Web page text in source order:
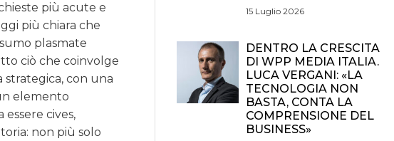
più acute e
più chiara che
plasmate
ciò che coinvolge
con una
elemento
cives,
non più solo
15 Luglio 2026
DENTRO LA CRESCITA
DI WPP MEDIA ITALIA.
LUCA VERGANI: «LA
TECNOLOGIA NON
BASTA, CONTA LA
COMPRENSIONE DEL
BUSINESS»